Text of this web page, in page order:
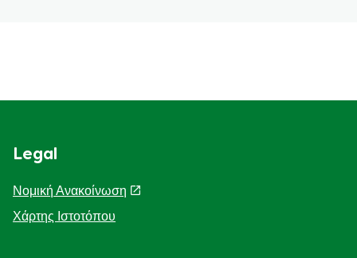
Legal
Νομική Ανακοίνωση
Χάρτης Ιστοτόπου